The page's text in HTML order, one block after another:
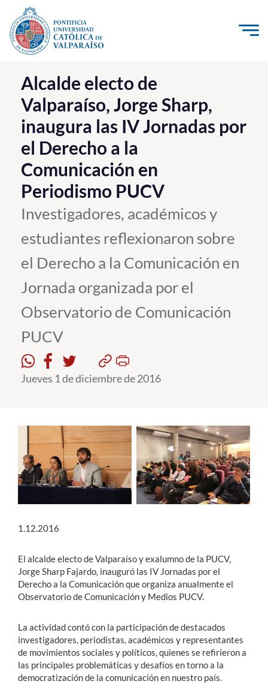
Click acá para ir directamente al contenido
La Universidad
Investigación, Creación e Innovación
PUCV Internacional
Vinculación con el Medio
Admisión
Pregrado
Postgrado
Formación Continua
Funcionarios
Alumni
Alcalde electo de
Valparaíso, Jorge Sharp,
inaugura las IV Jornadas por
el Derecho a la
Comunicación en
Periodismo PUCV
Investigadores, académicos y
estudiantes reflexionaron sobre
el Derecho a la Comunicación en
Jornada organizada por el
Observatorio de Comunicación
PUCV
Jueves 1 de diciembre de 2016
1.12.2016
El alcalde electo de Valparaíso y exalumno de la PUCV,
Jorge Sharp Fajardo, inauguró las IV Jornadas por el
Derecho a la Comunicación que organiza anualmente el
Observatorio de Comunicación y Medios PUCV.
La actividad contó con la participación de destacados
investigadores, periodistas, académicos y representantes
de movimientos sociales y políticos, quienes se refirieron a
las principales problemáticas y desafíos en torno a la
democratización de la comunicación en nuestro país.